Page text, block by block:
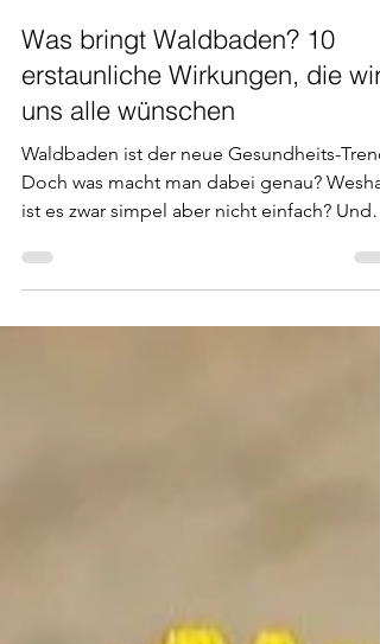
10. März 2021 7 Min. Lesezeit
erstaunliche Wirkungen, die wir
uns alle wünschen
Waldbaden ist der neue Gesundheits-
vor allem: Was